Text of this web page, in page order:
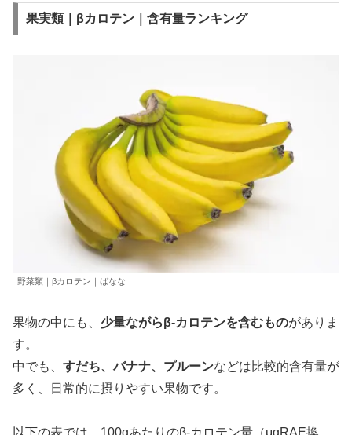
果実類｜βカロテン｜含有量ランキング
野菜類｜βカロテン｜ばなな
果物の中にも、 少量ながらβ-カロテンを含むものがありま
す。
中でも、 すだち、バナナ、プルーンなどは比較的含有量が
多く、日常的に摂りやすい果物です。